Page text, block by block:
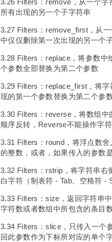
3.26 Filters：remove，从一个字
所有出现的另一个子字符串
3.27 Filters：remove_first，从一
中仅仅删除第一次出现的另一个
3.28 Filters：replace，将参数中
个参数全部替换为第二个参数
3.29 Filters：replace_first，将字
现的第一个参数替换为第二个参
3.30 Filters：reverse，将数组中
顺序反转，reverse不能操作字
3.31 Filters：round，将浮点数舍
的整数，或者，如果传入的参数
3.32 Filters：rstrip，将字符串右
白字符（制表符 - Tab、空格符 -
3.33 Filters：size，返回字符串
字符数或者数组中所包含的条目
3.34 Filters：slice，只传入一个
回此参数作为下标所对应的单个